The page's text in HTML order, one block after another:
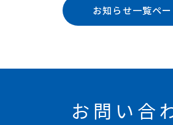
お知らせ一覧ペ
お問い合